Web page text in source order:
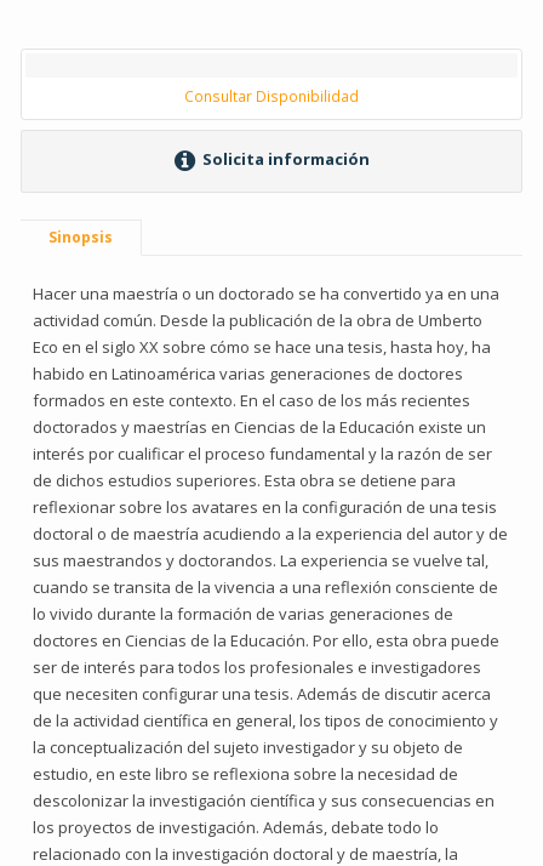
Consultar Disponibilidad
Solicita información
Sinopsis
Hacer una maestría o un doctorado se ha convertido ya en una
actividad común. Desde la publicación de la obra de Umberto
Eco en el siglo XX sobre cómo se hace una tesis, hasta hoy, ha
habido en Latinoamérica varias generaciones de doctores
formados en este contexto. En el caso de los más recientes
doctorados y maestrías en Ciencias de la Educación existe un
interés por cualificar el proceso fundamental y la razón de ser
de dichos estudios superiores. Esta obra se detiene para
reflexionar sobre los avatares en la configuración de una tesis
doctoral o de maestría acudiendo a la experiencia del autor y de
sus maestrandos y doctorandos. La experiencia se vuelve tal,
cuando se transita de la vivencia a una reflexión consciente de
lo vivido durante la formación de varias generaciones de
doctores en Ciencias de la Educación. Por ello, esta obra puede
ser de interés para todos los profesionales e investigadores
que necesiten configurar una tesis. Además de discutir acerca
de la actividad científica en general, los tipos de conocimiento y
la conceptualización del sujeto investigador y su objeto de
estudio, en este libro se reflexiona sobre la necesidad de
descolonizar la investigación científica y sus consecuencias en
los proyectos de investigación. Además, debate todo lo
relacionado con la investigación doctoral y de maestría, la